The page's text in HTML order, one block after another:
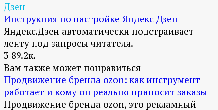
Дзен
Инструкция по настройке Яндекс Дзен
Яндекс.Дзен автоматически подстраивает
ленту под запросы читателя.
3 89.2к.
Вам также может понравиться
Продвижение бренда ozon: как инструмент
работает и кому он реально приносит заказы
Продвижение бренда ozon, это рекламный